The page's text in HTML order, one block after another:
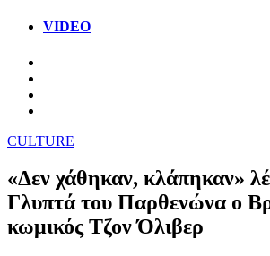
VIDEO
CULTURE
«Δεν χάθηκαν, κλάπηκαν»
Γλυπτά του Παρθενώνα ο
κωμικός Τζον Όλιβερ